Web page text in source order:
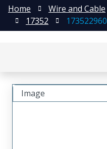
Home Wire and Cable
17352
173522960
Image